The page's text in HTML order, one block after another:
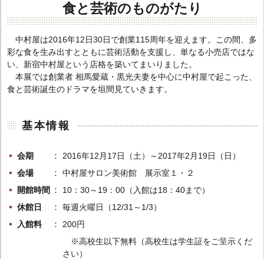
食と芸術のものがたり
中村屋は2016年12日30日で創業115周年を迎えます。この間、多
彩な食を生み出すとともに芸術活動を支援し、単なる小売店ではな
い、新宿中村屋という店格を築いてまいりました。
本展では創業者 相馬愛蔵・黒光夫妻を中心に中村屋で起こった、
食と芸術誕生のドラマを垣間見ていきます。
基本情報
会期
2016年12月17日（土）～2017年2月19日（日）
会場
中村屋サロン美術館 展示室１・２
開館時間
10：30～19：00（入館は18：40まで）
休館日
毎週火曜日（12/31～1/3）
入館料
200円
※高校生以下無料（高校生は学生証をご呈示くだ
さい）